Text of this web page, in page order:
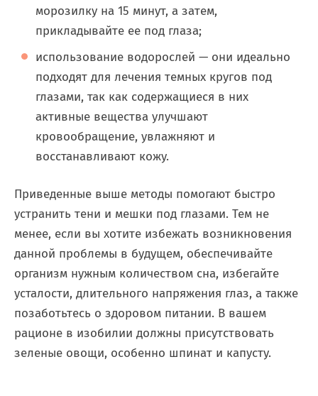
морозилку на 15 минут, а затем,
прикладывайте ее под глаза;
использование водорослей — они идеально
подходят для лечения темных кругов под
глазами, так как содержащиеся в них
активные вещества улучшают
кровообращение, увлажняют и
восстанавливают кожу.
Приведенные выше методы помогают быстро
устранить тени и мешки под глазами. Тем не
менее, если вы хотите избежать возникновения
данной проблемы в будущем, обеспечивайте
организм нужным количеством сна, избегайте
усталости, длительного напряжения глаз, а также
позаботьтесь о здоровом питании. В вашем
рационе в изобилии должны присутствовать
зеленые овощи, особенно шпинат и капусту.